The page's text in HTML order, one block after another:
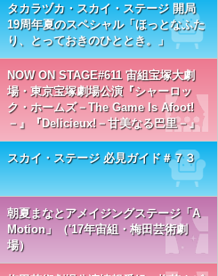
タカラヅカ・スカイ・ステージ 開局
19周年夏のスペシャル「ほっとなふた
り、とっておきのひととき。」
NOW ON STAGE#611 宙組宝塚大劇
場・東京宝塚劇場公演『シャーロッ
ク・ホームズ－The Game Is Afoot!
－』『Delicieux!－甘美なる巴里－』
スカイ・ステージ 必見ガイド＃７３
朝夏まなとアメイジングステージ「A
Motion」（'17年宙組・梅田芸術劇
場）